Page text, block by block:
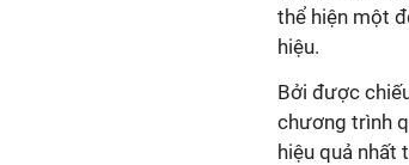
thể hiện một
hiệu.
Bởi được
chương trình
hiệu quả nhất